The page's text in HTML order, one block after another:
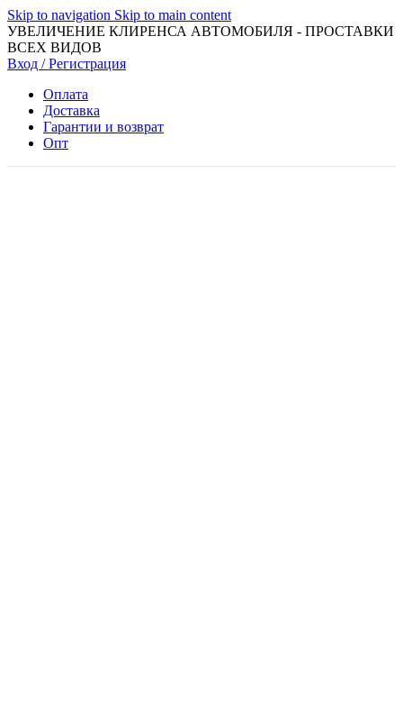
Skip to navigation Skip to main content
УВЕЛИЧЕНИЕ КЛИРЕНСА АВТОМОБИЛЯ - ПРОСТАВКИ
ВСЕХ ВИДОВ
Вход / Регистрация
Оплата
Доставка
Гарантии и возврат
Опт